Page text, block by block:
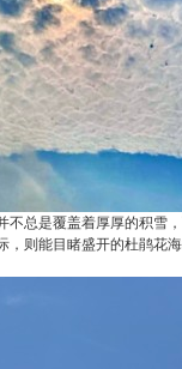
不总是覆盖着厚厚的积雪
则能目睹盛开的杜鹃花